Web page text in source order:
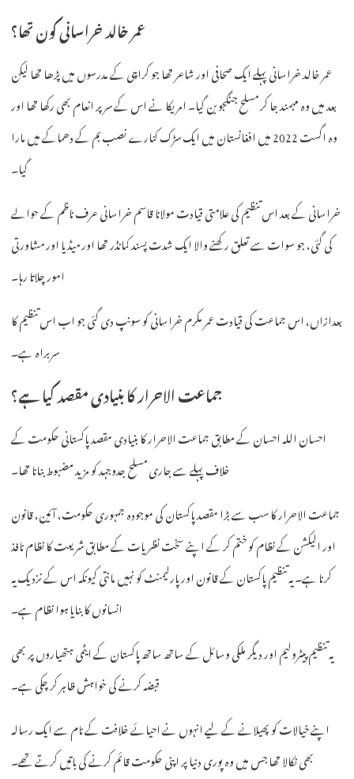
عمر خالد خراسانی کون تھا؟
عمر خالد خراسانی پہلے ایک صحافی اور شاعر تھا جو کراچی کے مدرسوں میں پڑھا تھا لیکن
بعد میں وہ مہمند جا کر مسلح جنگجو بن گیا۔ امریکا نے اس کے سر پر انعام بھی رکھا تھا اور
وہ اگست 2022 میں افغانستان میں ایک سڑک کنارے نصب بم کے دھماکے میں مارا
گیا۔
خراسانی کے بعد اس تنظیم کی علامتی قیادت مولانا قاسم خراسانی عرف ناظم کے حوالے
کی گئی، جو سوات سے تعلق رکھنے والا ایک شدت پسند کمانڈر تھا اور میڈیا اور مشاورتی
امور چلاتا رہا۔
بعدازاں، اس جماعت کی قیادت عمر مکرم خراسانی کو سونپ دی گئی جو اب اس تنظیم کا
سربراہ ہے۔
جماعت الاحرار کا بنیادی مقصد کیا ہے؟
احسان اللہ احسان کے مطابق جماعت الاحرار کا بنیادی مقصد پاکستانی حکومت کے
خلاف پہلے سے جاری مسلح جدوجہد کو مزید مضبوط بنانا تھا۔
جماعت الاحرار کا سب سے بڑا مقصد پاکستان کی موجودہ جمہوری حکومت، آئین، قانون
اور الیکشن کے نظام کو ختم کر کے اپنے سخت نظریات کے مطابق شریعت کا نظام نافذ
کرنا ہے۔ یہ تنظیم پاکستان کے قانون اور پارلیمنٹ کو نہیں مانتی کیونکہ اس کے نزدیک یہ
انسانوں کا بنایا ہوا نظام ہے۔
یہ تنظیم پیٹرولیم اور دیگر ملکی وسائل کے ساتھ ساتھ پاکستان کے ایٹمی ہتھیاروں پر بھی
قبضہ کرنے کی خواہش ظاہر کر چکی ہے۔
اپنے خیالات کو پھیلانے کے لیے انہوں نے احیائے خلافت کے نام سے ایک رسالہ
بھی نکالا تھا جس میں وہ پوری دنیا پر اپنی حکومت قائم کرنے کی باتیں کرتے تھے۔